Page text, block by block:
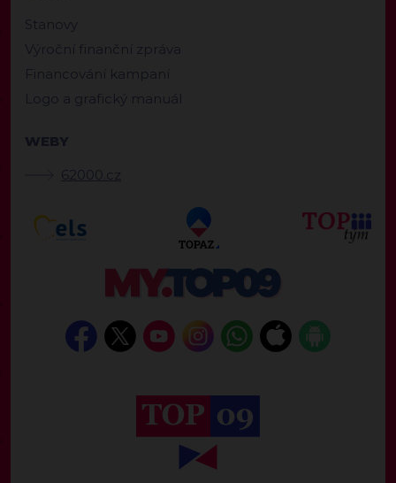
Stanovy
Výroční finanční zpráva
Financování kampaní
Logo a grafický manuál
WEBY
62000.cz